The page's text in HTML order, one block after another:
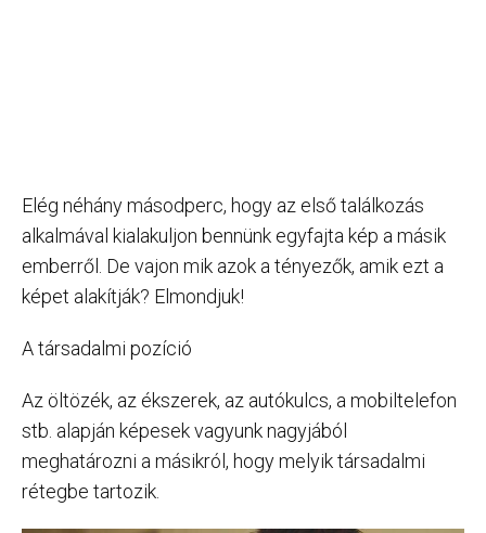
Elég néhány másodperc, hogy az első találkozás
alkalmával kialakuljon bennünk egyfajta kép a másik
emberről. De vajon mik azok a tényezők, amik ezt a
képet alakítják? Elmondjuk!
A társadalmi pozíció
Az öltözék, az ékszerek, az autókulcs, a mobiltelefon
stb. alapján képesek vagyunk nagyjából
meghatározni a másikról, hogy melyik társadalmi
rétegbe tartozik.